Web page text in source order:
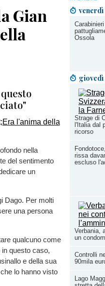
Ossola
Strage di
l'Italia dal
ricorso
rissa
escluso
Verbania,
un
Controlli
90mila
Lago
Gian
nella
del sentimento
un
Dago. Per molti
una persona
qualcuno come
in questo caso,
e della sua
lo hanno visto